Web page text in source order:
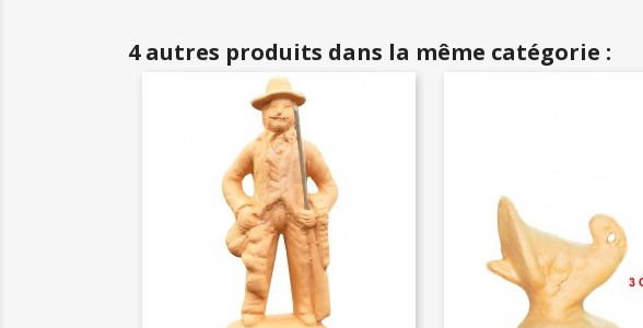
4 autres produits dans la même catégorie :